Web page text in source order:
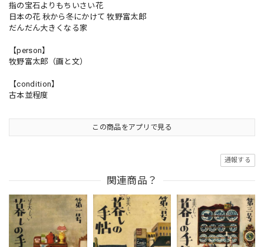
指の宝石よりもちいさい花
日本の花 秋から冬にかけて 牧野富太郎
だんだん大きくなる家
【person】
牧野富太郎（画と文）
【condition】
古本並程度
この商品をアプリで見る
通報する
関連商品？